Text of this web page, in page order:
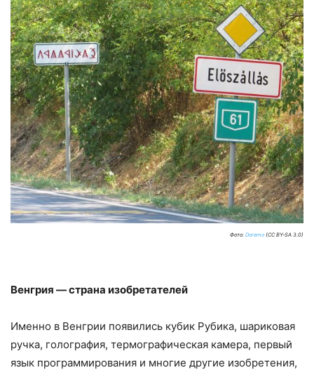
Фото: Doremo (CC BY-SA 3.0)
Венгрия — страна изобретателей
Именно в Венгрии появились кубик Рубика, шариковая
ручка, голография, термографическая камера, первый
язык программирования и многие другие изобретения,